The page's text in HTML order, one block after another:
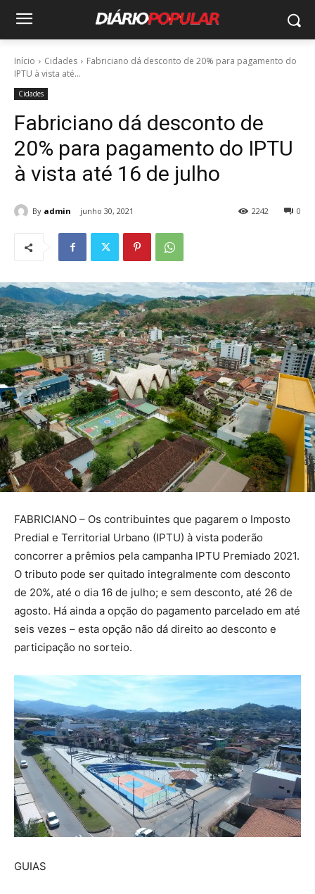
Início Cidades
Fabriciano dá desconto de 20% para pagamento do
IPTU à vista até...
Cidades
Fabriciano dá desconto de
20% para pagamento do IPTU
à vista até 16 de julho
By admin junho 30, 2021 0
2242
FABRICIANO – Os contribuintes que pagarem o Imposto
Predial e Territorial Urbano (IPTU) à vista poderão
concorrer a prêmios pela campanha IPTU Premiado 2021.
O tributo pode ser quitado integralmente com desconto
de 20%, até o dia 16 de julho; e sem desconto, até 26 de
agosto. Há ainda a opção do pagamento parcelado em até
seis vezes – esta opção não dá direito ao desconto e
participação no sorteio.
GUIAS